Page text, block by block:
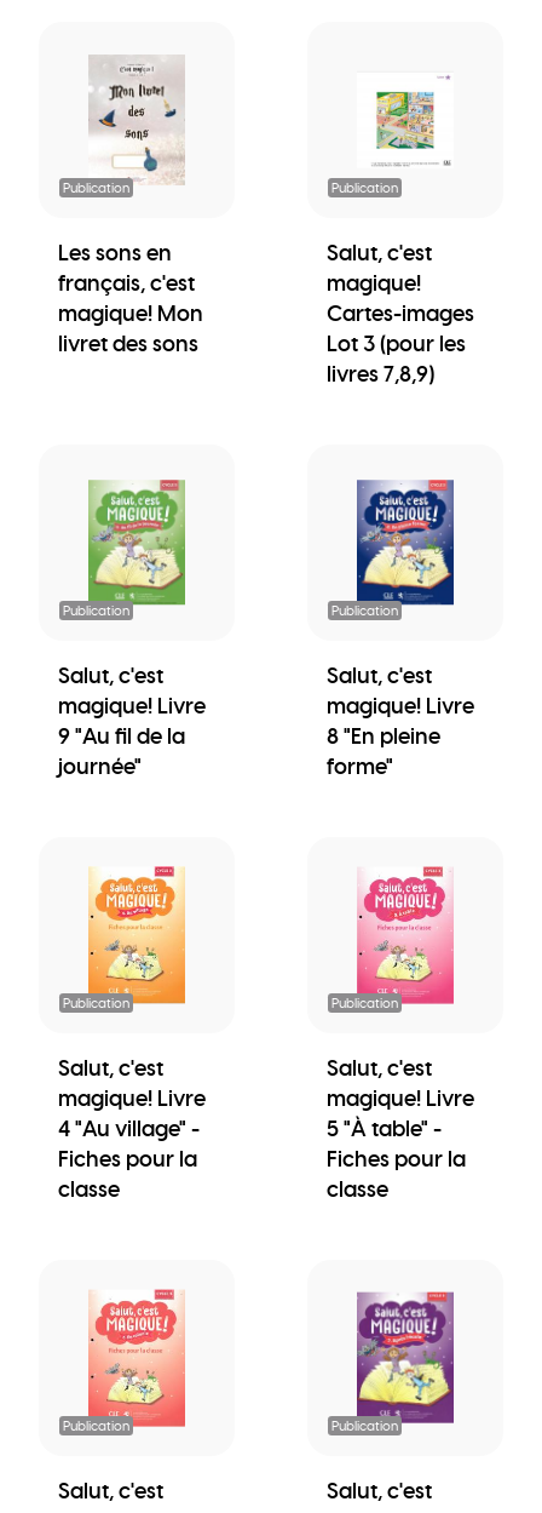
Publication
Les sons en
français, c'est
magique! Mon
livret des sons
Publication
Salut, c'est
magique!
Cartes-images
Lot 3 (pour les
livres 7,8,9)
Publication
Salut, c'est
magique! Livre
9 "Au fil de la
journée"
Publication
Salut, c'est
magique! Livre
8 "En pleine
forme"
Publication
Salut, c'est
magique! Livre
4 "Au village" -
Fiches pour la
classe
Publication
Salut, c'est
magique! Livre
5 "À table" -
Fiches pour la
classe
Publication
Salut, c'est
Publication
Salut, c'est